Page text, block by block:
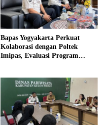
Bapas Yogyakarta Perkuat
Kolaborasi dengan Poltek
Imipas, Evaluasi Program